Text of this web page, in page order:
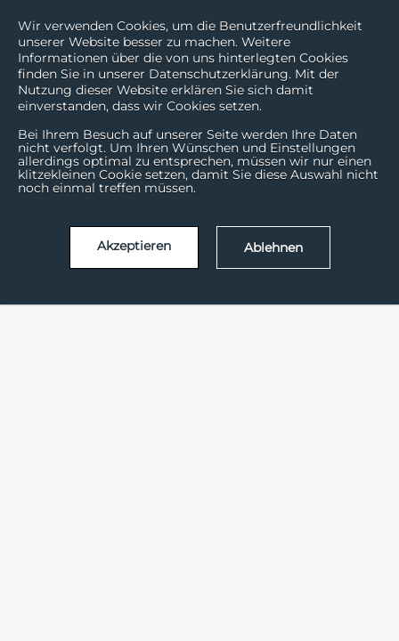
Wir verwenden Cookies, um die Benutzerfreundlichkeit
unserer Website besser zu machen. Weitere
Informationen über die von uns hinterlegten Cookies
finden Sie in unserer Datenschutzerklärung. Mit der
Nutzung dieser Website erklären Sie sich damit
einverstanden, dass wir Cookies setzen.
Bei Ihrem Besuch auf unserer Seite werden Ihre Daten
nicht verfolgt. Um Ihren Wünschen und Einstellungen
allerdings optimal zu entsprechen, müssen wir nur einen
klitzekleinen Cookie setzen, damit Sie diese Auswahl nicht
noch einmal treffen müssen.
Akzeptieren Ablehnen